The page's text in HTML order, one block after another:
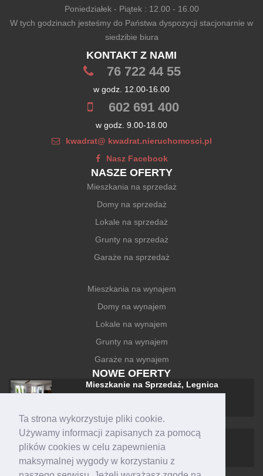
Ta strona wykorzystuje pliki cookie.
Używamy informacji zapisanych za pomocą
plików cookies w celu zapewnienia
maksymalnej wygody w korzystaniu z
Poniedziałek - Piątek : 12.00 - 16.00
W tych godzinach jesteśmy do Państwa dyspozycji stacjonarnie w
siedzibie biura
KONTAKT Z NAMI
76 722 44 55
w godz. 12.00-16.00
602 691 400
w godz. 9.00-18.00
kwadrat@ kwadrat.nieruchomosci.pl
Nasz Facebook
NASZE OFERTY
Mieszkania na sprzedaż
Domy na sprzedaż
Lokale na sprzedaż
Grunty na sprzedaż
Garaże na sprzedaż
Mieszkania na wynajem
Domy na wynajem
Lokale na wynajem
Grunty na wynajem
Garaże na wynajem
NOWE OFERTY
Mieszkanie na Sprzedaż, Legnica
Dom na Sprzedaż, Legnica
1 590 000 zł